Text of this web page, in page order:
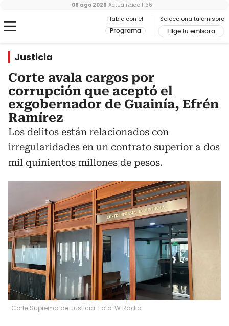
Hable con el
Programa
Selecciona tu emisora
Elige tu emisora
08 ago 2026 Actualizado 11:36
Justicia
Corte avala cargos por
corrupción que aceptó el
exgobernador de Guainía, Efrén
Ramírez
Los delitos están relacionados con
irregularidades en un contrato superior a dos
mil quinientos millones de pesos.
Corte Suprema de Justicia. Foto: W Radio